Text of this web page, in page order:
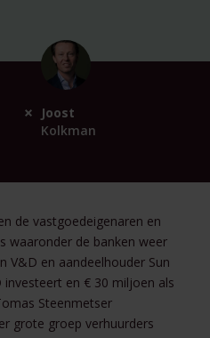
Joost
Kolkman
de vastgoedeigenaren en
waaronder de banken weer
V&D en aandeelhouder Sun
en € 30 miljoen als
Steenmetser
grote groep verhuurders